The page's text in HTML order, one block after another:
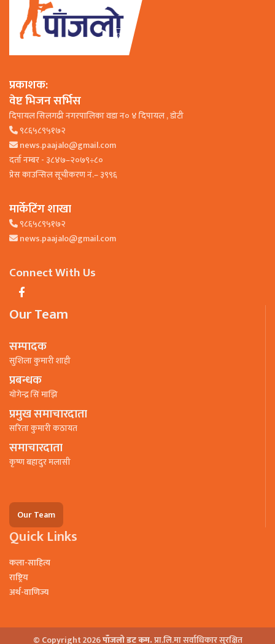
प्रकाशक:
वेष्ट भिजन सर्भिस
दिपायल सिलगढी नगरपालिका वडा न० ४ दिपायल , डाेटी
९८६५८९५१७२
news.paajalo@gmail.com
दर्ता नम्बर - ३८४७–२०७९÷८०
प्रेस काउन्सिल सूचीकरण नं.– ३९९६
मार्केटिंग शाखा
९८६५८९५१७२
news.paajalo@gmail.com
Connect With Us
Our Team
सम्पादक
सुशिला कुमारी शाही
प्रबन्धक
याेगेन्द्र सिं माझि
प्रमुख समाचारदाता
सरिता कुमारी कठायत
समाचारदाता
कृष्ण बहादुर मलासी
Our Team
Quick Links
कला-साहित्य
राष्ट्रिय
अर्थ-वाणिज्य
© Copyright 2026पाँजलो डट कम.प्रा.लि.मा सर्वाधिकार सुरक्षित